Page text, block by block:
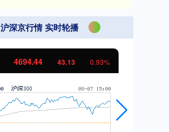
沪深京行情 实时轮播
1134.24 11.37 1.01%